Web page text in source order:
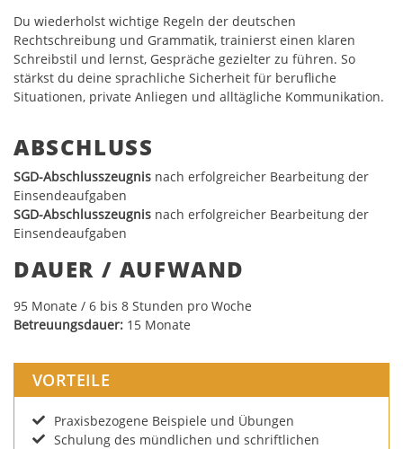
Du wiederholst wichtige Regeln der deutschen
Rechtschreibung und Grammatik, trainierst einen klaren
Schreibstil und lernst, Gespräche gezielter zu führen. So
stärkst du deine sprachliche Sicherheit für berufliche
Situationen, private Anliegen und alltägliche Kommunikation.
ABSCHLUSS
SGD-Abschlusszeugnis nach erfolgreicher Bearbeitung der
Einsendeaufgaben
SGD-Abschlusszeugnis nach erfolgreicher Bearbeitung der
Einsendeaufgaben
DAUER / AUFWAND
95 Monate / 6 bis 8 Stunden pro Woche
Betreuungsdauer: 15 Monate
VORTEILE
Praxisbezogene Beispiele und Übungen
Schulung des mündlichen und schriftlichen